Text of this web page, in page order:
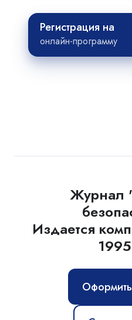
Регистрация на
онлайн-программу
Регистрация
Журнал
Издается